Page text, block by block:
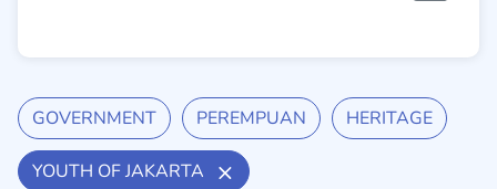
GOVERNMENT PEREMPUAN HERITAGE
YOUTH OF JAKARTA